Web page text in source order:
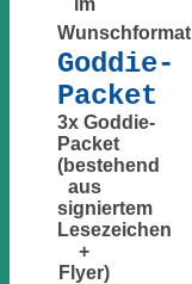
Wunschformat
Goddie-
Packet
3x Goddie-
Packet
(bestehend
aus
signiertem
Lesezeichen
+
Flyer)